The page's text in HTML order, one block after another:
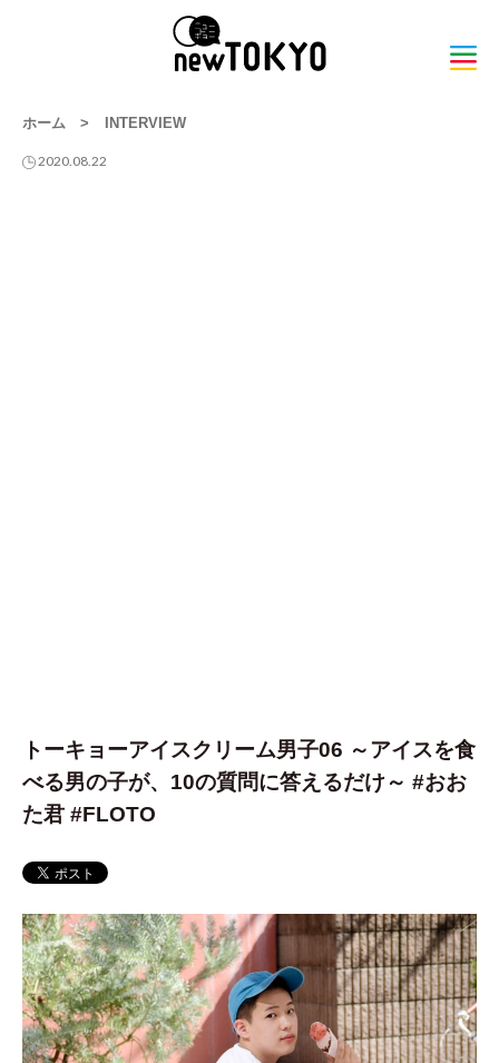
ホーム > INTERVIEW
2020.08.22
トーキョーアイスクリーム男子06 ～アイスを食
べる男の子が、10の質問に答えるだけ～ #おお
た君 #FLOTO